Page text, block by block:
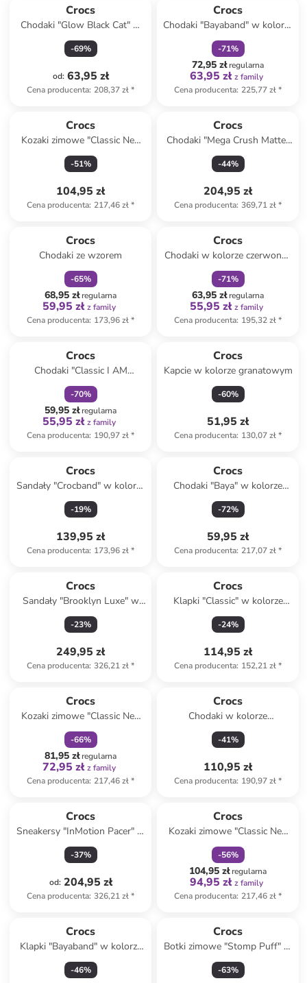
Crocs
Chodaki "Glow Black Cat" w
kolorze czarnym
-69%
od: 63,95 zł
Cena producenta: 208,37 zł*
Crocs
Chodaki "Bayaband" w kolorze
czarno-błękitnym
-71%
72,95 złregularna
63,95 zł z family
Cena producenta: 225,77 zł*
Crocs
Kozaki zimowe "Classic Neo
Puff" w kolorze granatowym
-51%
104,95 zł
Cena producenta: 217,46 zł*
Crocs
Chodaki "Mega Crush Matte"
w kolorze beżowym
-44%
204,95 zł
Cena producenta: 369,71 zł*
Crocs
Chodaki ze wzorem
-65%
68,95 złregularna
59,95 zł z family
Cena producenta: 173,96 zł*
Crocs
Chodaki w kolorze czerwono-
niebieskim
-71%
63,95 złregularna
55,95 zł z family
Cena producenta: 195,32 zł*
Crocs
Chodaki "Classic I AM
Dinozaur" w kolorze zielonym
-70%
59,95 złregularna
55,95 zł z family
Cena producenta: 190,97 zł*
Crocs
Kapcie w kolorze granatowym
-60%
51,95 zł
Cena producenta: 130,07 zł*
Crocs
Sandały "Crocband" w kolorze
beżowym
-19%
139,95 zł
Cena producenta: 173,96 zł*
Crocs
Chodaki "Baya" w kolorze
szarym
-72%
59,95 zł
Cena producenta: 217,07 zł*
Crocs
Sandały "Brooklyn Luxe" w
kolorze karmelowym
-23%
249,95 zł
Cena producenta: 326,21 zł*
Crocs
Klapki "Classic" w kolorze
szarym
-24%
114,95 zł
Cena producenta: 152,21 zł*
Crocs
Kozaki zimowe "Classic Neo
Puff" w kolorze różowym
-66%
81,95 złregularna
72,95 zł z family
Cena producenta: 217,46 zł*
Crocs
Chodaki w kolorze
jasnoróżowym
-41%
110,95 zł
Cena producenta: 190,97 zł*
Crocs
Sneakersy "InMotion Pacer" w
kolorze czarnym
-37%
od: 204,95 zł
Cena producenta: 326,21 zł*
Crocs
Kozaki zimowe "Classic Neo
Puff" w kolorze granatowym
-56%
104,95 złregularna
94,95 zł z family
Cena producenta: 217,46 zł*
Crocs
Klapki "Bayaband" w kolorze
granatowym
-46%
Crocs
Botki zimowe "Stomp Puff" w
kolorze czarnym
-63%